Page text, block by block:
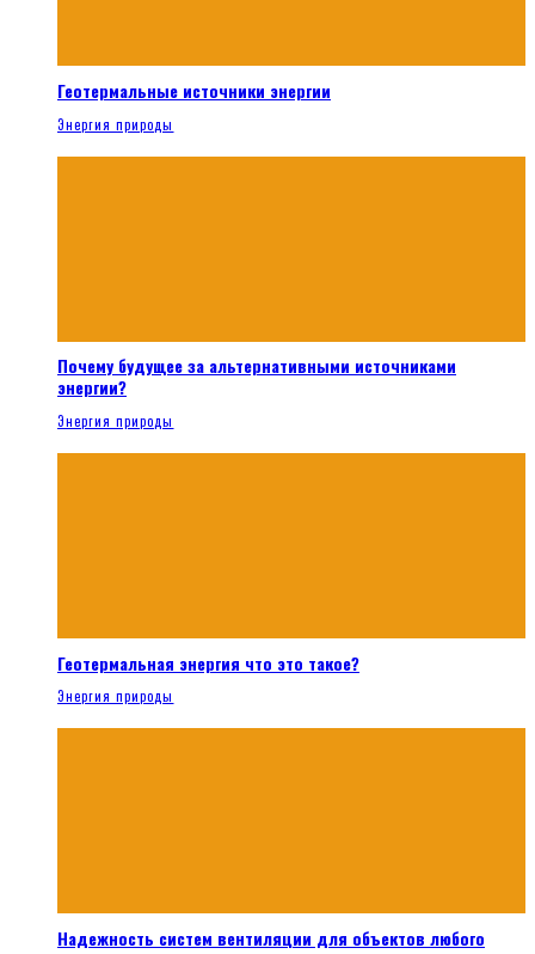
Геотермальные источники энергии
Энергия природы
Почему будущее за альтернативными источниками
энергии?
Энергия природы
Геотермальная энергия что это такое?
Энергия природы
Надежность систем вентиляции для объектов любого